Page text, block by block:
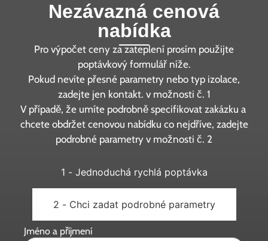
Nezávazná cenová
nabídka
Pro výpočet ceny za zateplení prosím použijte
poptávkový formulář níže.
Pokud nevíte přesné parametry nebo typ izolace,
zadejte jen kontakt. v možnosti č. 1
V případě, že umíte podrobně specifikovat zakázku a
chcete obdržet cenovou nabídku co nejdříve, zadejte
podrobné parametry v možnosti č. 2
1 - Jednoduchá rychlá poptávka
2 - Chci zadat podrobné parametry
Jméno a příjmení